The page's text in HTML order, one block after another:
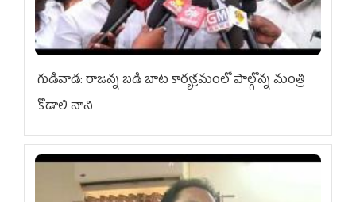
గుడివాడ: రాజన్న బడి బాట కార్యక్రమంలో పాల్గొన్న మంత్రి
కొడాలి నాని